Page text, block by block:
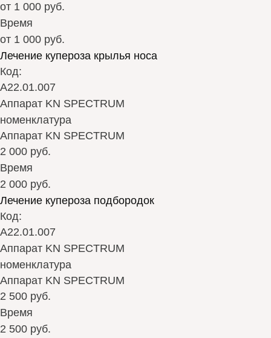
от 1 000 руб.
Время
от 1 000 руб.
Лечение купероза крылья носа
Код:
А22.01.007
Аппарат KN SPECTRUM
номенклатура
Аппарат KN SPECTRUM
2 000 руб.
Время
2 000 руб.
Лечение купероза подбородок
Код:
А22.01.007
Аппарат KN SPECTRUM
номенклатура
Аппарат KN SPECTRUM
2 500 руб.
Время
2 500 руб.